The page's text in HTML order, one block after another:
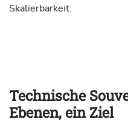
Skalierbarkeit.
Technische
Ebenen, ein Ziel